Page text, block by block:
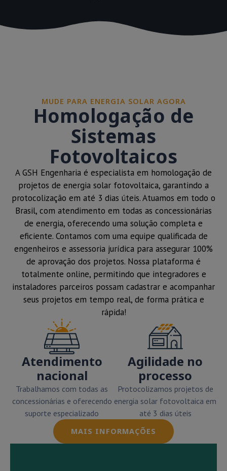
MUDE PARA ENERGIA SOLAR AGORA
Homologação de
Sistemas
Fotovoltaicos
A GSH Engenharia é especialista em homologação de
projetos de energia solar fotovoltaica, garantindo a
protocolização em até 3 dias úteis. Atuamos em todo o
Brasil, com atendimento em todas as concessionárias
de energia, oferecendo uma solução completa e
eficiente. Contamos com uma equipe qualificada de
engenheiros e assessoria jurídica para assegurar 100%
de aprovação dos projetos. Nossa plataforma é
totalmente online, permitindo que integradores e
instaladores parceiros possam cadastrar e acompanhar
seus projetos em tempo real, de forma prática e
rápida!
Atendimento
nacional
Trabalhamos com todas as
concessionárias e oferecendo
suporte especializado
Agilidade no
processo
Protocolizamos projetos de
energia solar fotovoltaica em
até 3 dias úteis
MAIS INFORMAÇÕES